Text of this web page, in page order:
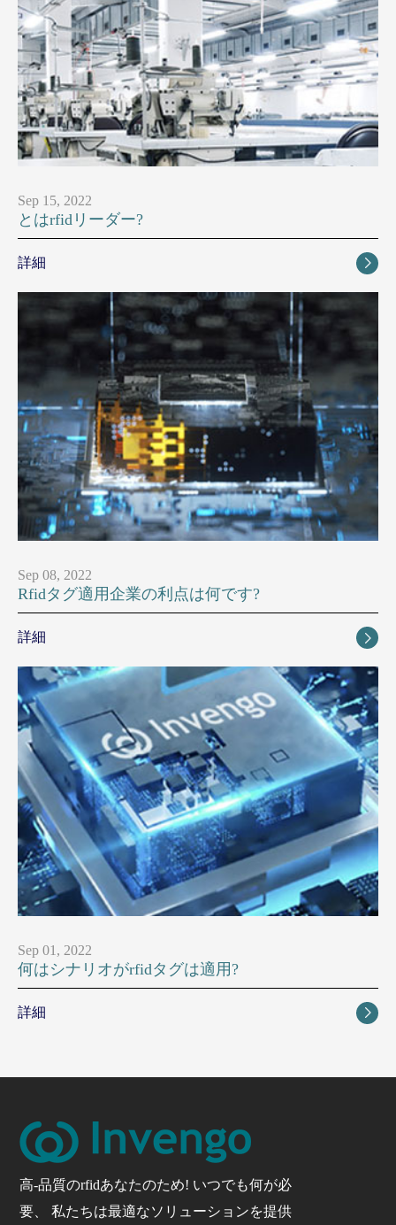
Sep 15, 2022
とはrfidリーダー?
詳細 
Sep 08, 2022
Rfidタグ適用企業の利点は何です?
詳細 
Sep 01, 2022
何はシナリオがrfidタグは適用?
詳細 
高-品質のrfidあなたのため! いつでも何が必
要、 私たちは最適なソリューションを提供